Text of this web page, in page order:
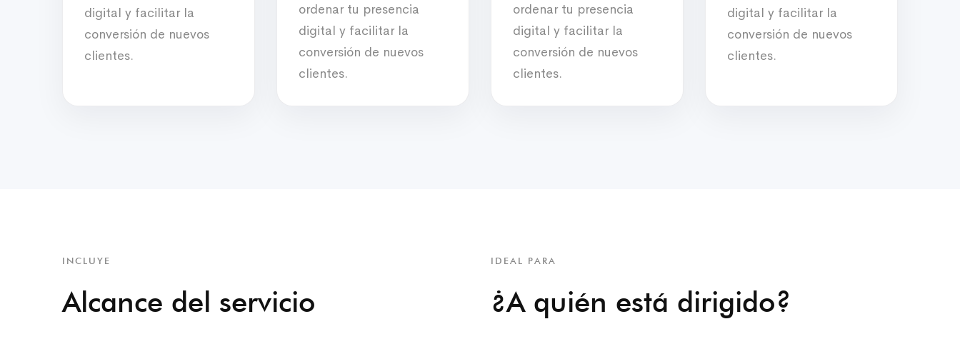
digital y facilitar la
conversión de nuevos
clientes.
ordenar tu presencia
digital y facilitar la
conversión de nuevos
clientes.
ordenar tu presencia
digital y facilitar la
conversión de nuevos
clientes.
digital y facilitar la
conversión de nuevos
clientes.
INCLUYE
Alcance del servicio
IDEAL PARA
¿A quién está dirigido?